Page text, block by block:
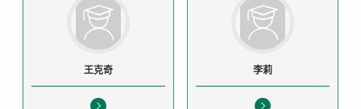
王克奇 李莉